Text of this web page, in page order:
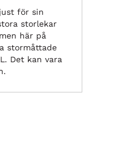
för sin
storlekar
här på
stormåttade
Det kan vara